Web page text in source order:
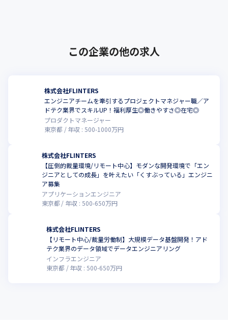
この企業の他の求人
株式会社FLINTERS
エンジニアチームを牽引するプロジェクトマネジャー職／ア
ドテク業界でスキルUP！福利厚生◎働きやすさ◎在宅◎
プロダクトマネージャー
東京都
年収 :500-1000万円
株式会社FLINTERS
【圧倒的裁量環境/リモート中心】モダンな開発環境で「エン
ジニアとしての成長」を叶えたい「くすぶっている」エンジニ
ア募集
アプリケーションエンジニア
東京都
年収 : 500-650万円
株式会社FLINTERS
【リモート中心/裁量労働制】大規模データ基盤開発！アド
テク業界のデータ領域でデータエンジニアリング
インフラエンジニア
東京都
年収 :500-650万円